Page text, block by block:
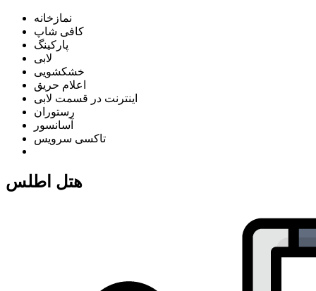
نمازخانه
کافی شاپ
پارکینگ
لابی
خشکشویی
اعلام حریق
اینترنت در قسمت لابی
رستوران
آسانسور
تاکسی سرویس
هتل اطلس